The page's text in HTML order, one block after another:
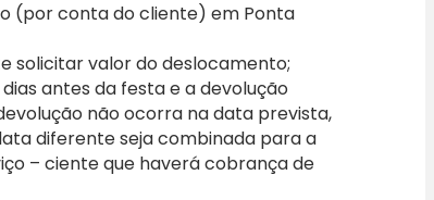
(por conta do cliente) em Ponta
solicitar valor do deslocamento;
antes da festa e a devolução
não ocorra na data prevista,
diferente seja combinada para a
– ciente que haverá cobrança de